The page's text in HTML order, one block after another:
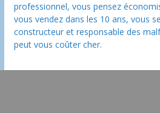
professionnel, vous pensez
vous vendez dans les 10 ans, vous
constructeur et responsable des
peut vous coûter cher.